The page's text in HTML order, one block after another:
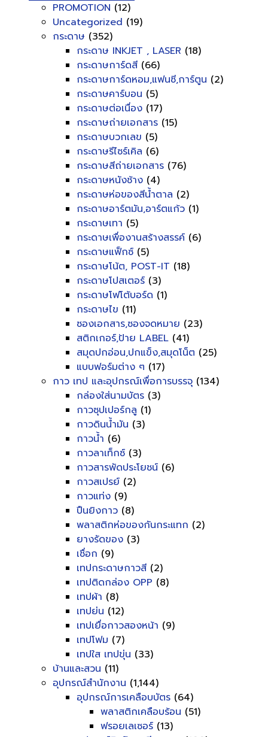
PROMOTION (12)
Uncategorized (19)
กระดาษ (352)
กระดาษ INKJET , LASER (18)
กระดาษการ์ดสี (66)
กระดาษการ์ดหอม,แฟนซี,การ์ตูน (2)
กระดาษคาร์บอน (5)
กระดาษต่อเนื่อง (17)
กระดาษถ่ายเอกสาร (15)
กระดาษบวกเลข (5)
กระดาษรีไซร์เคิล (6)
กระดาษสีถ่ายเอกสาร (76)
กระดาษหนังช้าง (4)
กระดาษห่อของสีน้ำตาล (2)
กระดาษอาร์ตมัน,อาร์ตแก้ว (1)
กระดาษเทา (5)
กระดาษเพื่องานสร้างสรรค์ (6)
กระดาษแฟ็กซ์ (5)
กระดาษโน้ต, POST-IT (18)
กระดาษโปสเตอร์ (3)
กระดาษโฟโต้บอร์ด (1)
กระดาษไข (11)
ซองเอกสาร,ซองจดหมาย (23)
สติกเกอร์,ป้าย LABEL (41)
สมุดปกอ่อน,ปกแข็ง,สมุดโน็ต (25)
แบบฟอร์มต่าง ๆ (17)
กาว เทป และอุปกรณ์เพื่อการบรรจุ (134)
กล่องใส่นามบัตร (3)
กาวซุปเปอร์กลู (1)
กาวดินน้ำมัน (3)
กาวน้ำ (6)
กาวลาเท็กซ์ (3)
กาวสารพัดประโยชน์ (6)
กาวสเปรย์ (2)
กาวแท่ง (9)
ปืนยิงกาว (8)
พลาสติกห่อของกันกระแทก (2)
ยางรัดของ (3)
เชื่อก (9)
เทปกระดาษกาวสี (2)
เทปติดกล่อง OPP (8)
เทปผ้า (8)
เทปย่น (12)
เทปเยื่อกาวสองหน้า (9)
เทปโฟม (7)
เทปใส เทปขุ่น (33)
บ้านและสวน (11)
อุปกรณ์สำนักงาน (1,144)
อุปกรณ์การเคลือบบัตร (64)
พลาสติกเคลือบร้อน (51)
ฟรอยเลเซอร์ (13)